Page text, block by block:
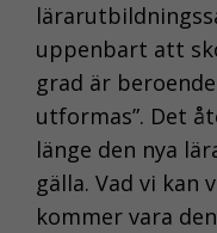
uppenbart att
grad är
utformas”. Det
länge den nya
gälla. Vad vi kan
kommer vara